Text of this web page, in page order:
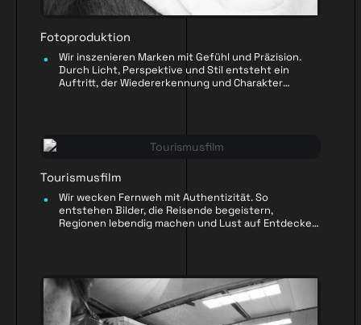
Fotoproduktion
Wir inszenieren Marken mit Gefühl und Präzision.
Durch Licht, Perspektive und Stil entsteht ein
Auftritt, der Wiedererkennung und Charakter
Tourismusfilm
Wir wecken Fernweh mit Authentizität. So
entstehen Bilder, die Reisende begeistern,
Regionen lebendig machen und Lust auf Entdecken